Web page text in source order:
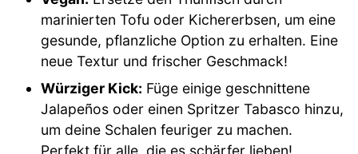
marinierten Tofu oder Kichererbsen, um eine
gesunde, pflanzliche Option zu erhalten. Eine
neue Textur und frischer Geschmack!
Würziger Kick: Füge einige geschnittene
Jalapeños oder einen Spritzer Tabasco hinzu,
um deine Schalen feuriger zu machen.
Perfekt für alle, die es schärfer lieben!